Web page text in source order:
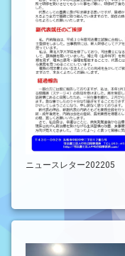
ニュースレター202205